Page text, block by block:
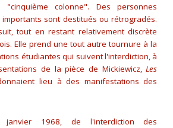
colonne". Des personnes
sont destitués ou rétrogradés.
tout en restant relativement discrète
Elle prend une tout autre tournure à la
étudiantes qui suivent l'interdiction, à
de la pièce de Mickiewicz,Les
lieu à des manifestations des
1968, de l'interdiction des